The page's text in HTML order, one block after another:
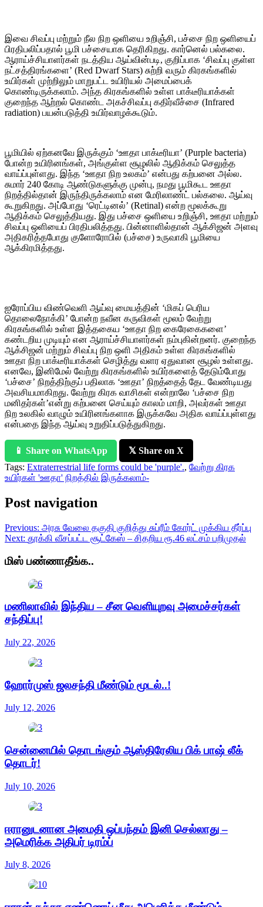
இவை சிவப்பு மற்றும் நீல நிற ஒளியை உறிஞ்சி, பச்சை நிற ஒளியைப்
பிரதிபலிப்பதால் பூமி பச்சையாக தெரிகிறது. கார்னெல் பல்கலை.
ஆராய்ச்சியாளர்கள் நடத்திய ஆய்வின்படி, குறிப்பாக ‘சிவப்பு குள்ள
நட்சத்திரங்களை’ (Red Dwarf Stars) சுற்றி வரும் கிரகங்களில்
உயிர்கள் முற்றிலும் மாறுபட்ட உயிரியல் அமைப்பைக்
கொண்டிருக்கலாம். அந்த கிரகங்களில் உள்ள பாக்டீரியாக்கள்
குறைந்த ஆற்றல் கொண்ட அகச்சிவப்பு கதிர்வீச்சை (Infrared
radiation) பயன்படுத்தி உயிர்வாழக்கூடும்.
பூமியில் ஏற்கனவே இருக்கும் ‘ஊதா பாக்டீரியா’ (Purple bacteria)
போன்ற உயிரினங்கள், அங்குள்ள சூழலில் ஆதிக்கம் செலுத்த
வாய்ப்புள்ளது. இந்த ‘ஊதா நிற உலகம்’ என்பது கற்பனை அல்ல.
சுமார் 240 கோடி ஆண்டுகளுக்கு முன்பு, நமது பூமிகூட ஊதா
நிறத்தில்தான் இருந்திருக்கலாம் என மேரிலாண்ட் பல்கலை. ஆய்வு
கூறுகிறது. அப்போது ‘ரெட்டினல்’ (Retinal) என்ற மூலக்கூறு
ஆதிக்கம் செலுத்தியது. இது பச்சை ஒளியை உறிஞ்சி, ஊதா மற்றும்
சிவப்பு ஒளியைப் பிரதிபலித்தது. பின்னாளில்தான் ஆக்சிஜன் அளவு
அதிகரித்தபோது குளோரோபில் (பச்சை) உருவாகி பூமியை
ஆக்கிரமித்தது.
ஐரோப்பிய விண்வெளி ஆய்வு மையத்தின் ‘மிகப் பெரிய
தொலைநோக்கி’ போன்ற நவீன கருவிகள் மூலம் வேற்று
கிரகங்களில் உள்ள இத்தகைய ‘ஊதா நிற கைரேகைகளை’
கண்டறிய முடியும் என ஆராய்ச்சியாளர்கள் நம்புகின்றனர். குறைந்த
ஆக்சிஜன் மற்றும் சிவப்பு நிற ஒளி அதிகம் உள்ள கிரகங்களில்
ஊதா நிற பாக்டீரியாக்கள் செழித்து வளர ஏதுவான சூழல் உள்ளது.
எனவே, இனிமேல் வேற்று கிரகங்களில் உயிர்களைத் தேடும்போது
‘பச்சை’ நிறத்திற்குப் பதிலாக ‘ஊதா’ நிறத்தைத் தேட வேண்டியது
அவசியமாகிறது. வேற்று கிரக வாசிகள் என்றாலே ‘பச்சை நிற
மனிதர்கள்’என்று கற்பனை செய்யும் காலம் மாறி, அவர்கள் ஊதா
நிற உலகில் வாழும் உயிரினங்களாக இருக்கவே அதிக வாய்ப்புள்ளது
என்பதை இந்த ஆய்வு உறுதிப்படுத்துகிறது.
📱 Share on WhatsApp
𝕏 Share on X
Tags: Extraterrestrial life forms could be 'purple'., வேற்று கிரக
உயிர்கள் 'ஊதா' நிறத்தில் இருக்கலாம்-
Post navigation
Previous: அரசு வேலை தகுதி குறித்து சுப்ரீம் கோர்ட் முக்கிய தீர்ப்பு
Next: தூக்கி வீசப்பட்ட சூட்கேஸ் – சிதறிய ரூ.46 லட்சம் பறிமுதல்
மிஸ் பண்ணாதீங்க..
மணிலாவில் இந்திய – சீன வெளியுறவு அமைச்சர்கள்
சந்திப்பு!
July 22, 2026
ஹோர்முஸ் ஜலசந்தி மீண்டும் மூடல்..!
July 12, 2026
சென்னையில் தொடங்கும் ஆஸ்திரேலிய பிக் பாஷ் லீக்
தொடர்!
July 10, 2026
ஈரானுடனான அமைதி ஒப்பந்தம் இனி செல்லாது –
அமெரிக்க அதிபர் டிரம்ப்
July 8, 2026